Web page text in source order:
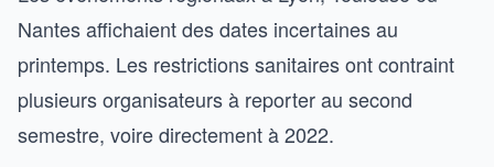
Nantes affichaient des dates incertaines au
printemps. Les restrictions sanitaires ont contraint
plusieurs organisateurs à reporter au second
semestre, voire directement à 2022.